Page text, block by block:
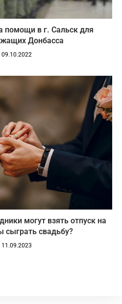
помощи в г. Сальск для
Донбасса
09.10.2022
могут взять отпуск на
сыграть свадьбу?
11.09.2023